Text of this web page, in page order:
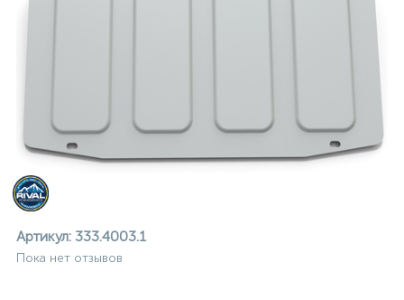
Артикул: 333.4003.1
Пока нет отзывов